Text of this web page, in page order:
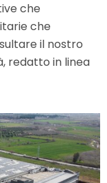
che
che
il nostro
redatto in linea